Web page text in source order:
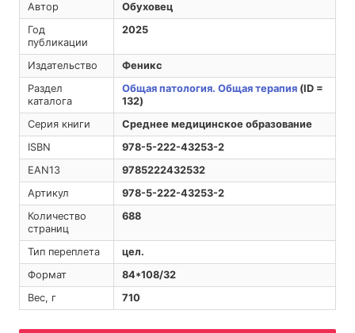
Автор
Обуховец
Год
публикации
2025
Издательство
Феникс
Раздел
каталога
Общая патология. Общая терапия(ID =
132)
Серия книги
Среднее медицинское образование
ISBN
978-5-222-43253-2
EAN13
9785222432532
Артикул
978-5-222-43253-2
Количество
страниц
688
Тип переплета
цел.
Формат
84*108/32
Вес, г
710